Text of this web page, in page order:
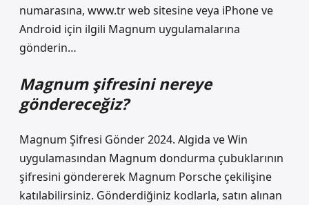
numarasına, www.tr web sitesine veya iPhone ve
Android için ilgili Magnum uygulamalarına
gönderin…
Magnum şifresini nereye
göndereceğiz?
Magnum Şifresi Gönder 2024. Algida ve Win
uygulamasından Magnum dondurma çubuklarının
şifresini göndererek Magnum Porsche çekilişine
katılabilirsiniz. Gönderdiğiniz kodlarla, satın alınan